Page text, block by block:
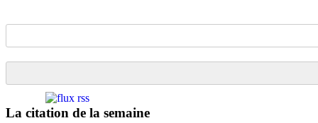
La citation de la semaine